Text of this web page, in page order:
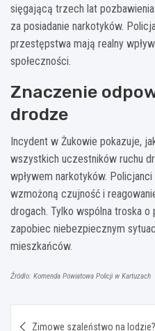
sięgającą trzech lat
za posiadanie narkotyków.
przestępstwa mają realny
społeczności.
Znaczenie
drodze
Incydent w Żukowie pokazuje,
wszystkich uczestników ruchu
wpływem narkotyków.
wzmożoną czujność i
drogach. Tylko wspólna troska
zapobiec niebezpiecznym
mieszkańców.
Źródło: Komenda Powiatowa Policji w Kartuzach
Zimowe szaleństwo na